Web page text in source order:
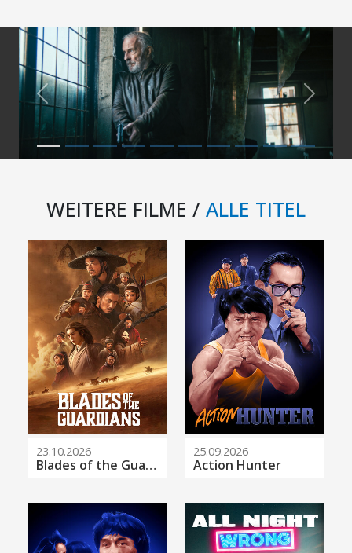
Previous Next
WEITERE FILME / ALLE TITEL
23.10.2026
Blades of the Guardians
25.09.2026
Action Hunter